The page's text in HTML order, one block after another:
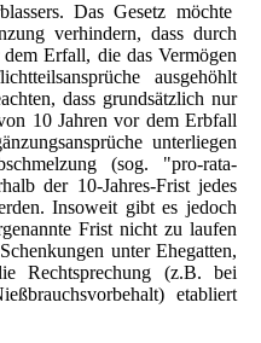
Das Gesetz möchte
verhindern, dass durch
Erfall, die das Vermögen
ausgehöhlt
dass grundsätzlich nur
10 Jahren vor dem Erbfall
unterliegen
(sog. "pro-rata-
der 10-Jahres-Frist jedes
Insoweit gibt es jedoch
Frist nicht zu laufen
unter Ehegatten,
Rechtsprechung (z.B. bei
etabliert